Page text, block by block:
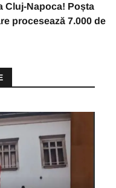
Cluj-Napoca! Poșta
procesează 7.000 de